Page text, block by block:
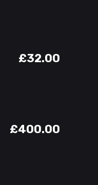
£32.00
£400.00